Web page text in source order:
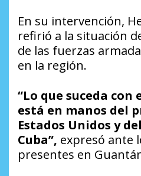
En su intervención,
refirió a la situación
de las fuerzas
en la región.
“Lo que suceda
está en manos del
Estados Unidos y
Cuba”, expresó ante
presentes en